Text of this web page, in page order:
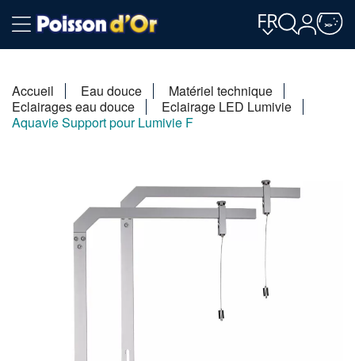
FR
Accueil Eau douce
Matériel technique
Eclairages eau douce
Eclairage LED Lumivie
Aquavie Support pour Lumivie F